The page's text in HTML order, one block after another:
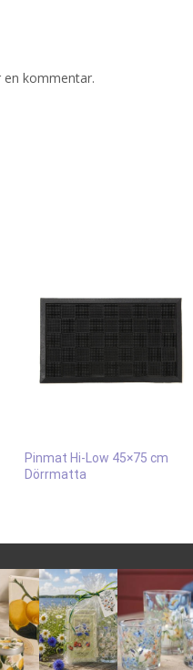
en kommentar.
Pinmat Hi-Low 45×75 cm
Dörrmatta